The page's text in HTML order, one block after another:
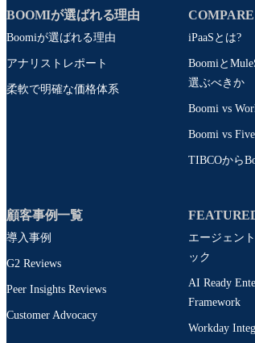
BOOMIが選ばれる理由
Boomiが選ばれる理由
アナリストレポート
柔軟で明確な価格体系
COMPARE
iPaaSとは?
Boomiと
選ぶべきか
Boomi vs
Boomi vs
TIBCOから
顧客事例一覧
導入事例
G2 Reviews
Peer Insights Reviews
Customer Advocacy
エージェン
ック
AI Ready
Framework
Workday